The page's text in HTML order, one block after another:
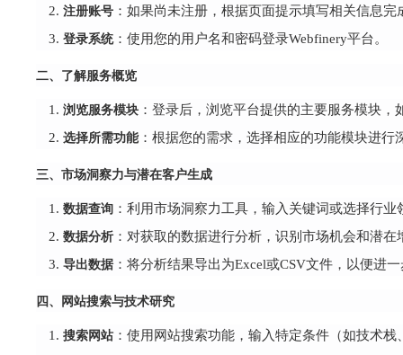
注册账号 ：如果尚未注册，根据页面提示填写相关信息
登录系统：使用您的用户名和密码登录Webfinery平台。
二、了解服务概览
浏览服务模块 ：登录后，浏览平台提供的主要服务模块
选择所需功能：根据您的需求，选择相应的功能模块进行
三、市场洞察力与潜在客户生成
数据查询 ：利用市场洞察力工具，输入关键词或选择行
数据分析 ：对获取的数据进行分析，识别市场机会和潜在
导出数据 ：将分析结果导出为Excel或CSV文件，以便进
四、网站搜索与技术研究
搜索网站 ：使用网站搜索功能，输入特定条件（如技术